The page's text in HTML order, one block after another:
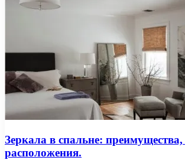
Зеркала в спальне:
расположения.